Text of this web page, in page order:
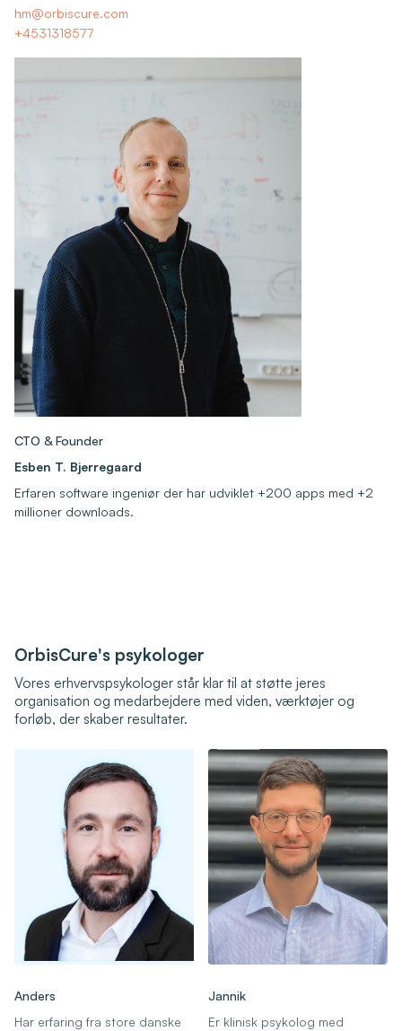
hm@orbiscure.com
+4531318577
CTO & Founder
Esben T. Bjerregaard
Erfaren software ingeniør der har udviklet +200 apps med +2
millioner downloads.
OrbisCure's psykologer
Vores erhvervspsykologer står klar til at støtte jeres
organisation og medarbejdere med viden, værktøjer og
forløb, der skaber resultater.
Anders
Har erfaring fra store danske
Jannik
Er klinisk psykolog med